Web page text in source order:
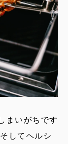
まいがちです
してヘルシ